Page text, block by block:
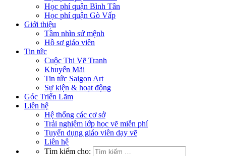
Học phí quận Bình Tân
Học phí quận Gò Vấp
Giới thiệu
Tầm nhìn sứ mệnh
Hồ sơ giáo viên
Tin tức
Cuộc Thi Vẽ Tranh
Khuyến Mãi
Tin tức Saigon Art
Sự kiện & hoạt động
Góc Triển Lãm
Liên hệ
Hệ thống các cơ sở
Trải nghiệm lớp học vẽ miễn phí
Tuyển dụng giáo viên dạy vẽ
Liên hệ
Tìm kiếm cho: